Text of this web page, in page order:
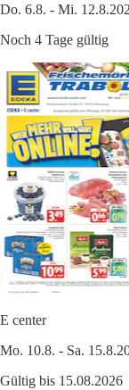
Do. 6.8. - Mi.
Noch 4 Tage gültig
E center
Mo. 10.8. - Sa.
Gültig bis 15.08.2026